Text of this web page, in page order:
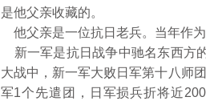
是他父亲收藏的。
他父亲是一位抗日老兵。当年作为
新一军是抗日战争中驰名东西方
大战中，新一军大败日军第十八师
军1个先遣团，日军损兵折将近